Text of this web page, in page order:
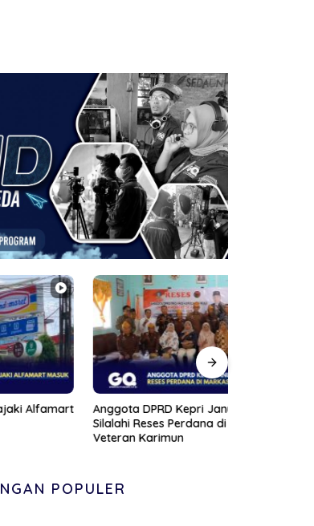
Anggota DPRD Kepri Januar Robert
Silalahi Reses Perdana di Markas
Veteran Karimun
POPULER